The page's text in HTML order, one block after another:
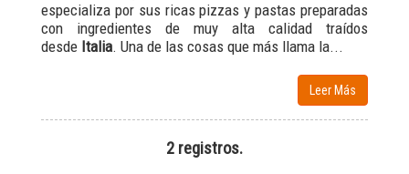
especializa por sus ricas pizzas y pastas preparadas
con ingredientes de muy alta calidad traídos
desde Italia. Una de las cosas que más llama la...
Leer Más
2 registros.